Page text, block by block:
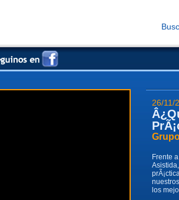
26/11/
Frente
los